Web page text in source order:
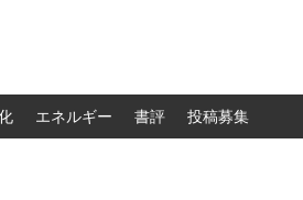
エネルギー 書評 投稿募集